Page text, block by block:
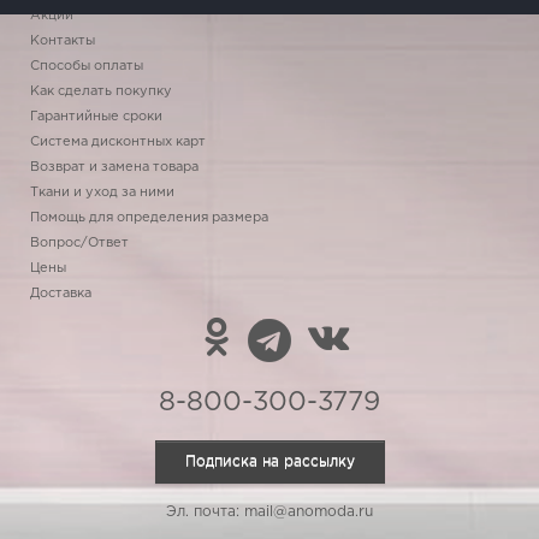
Акции
Контакты
Способы оплаты
Как сделать покупку
Гарантийные сроки
Система дисконтных карт
Возврат и замена товара
Ткани и уход за ними
Помощь для определения размера
Вопрос/Ответ
Цены
Доставка
8-800-300-3779
Подписка на рассылку
Эл. почта: mail@anomoda.ru